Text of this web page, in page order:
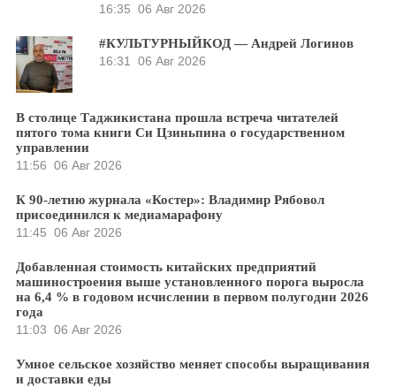
16:35 06 Авг 2026
#КУЛЬТУРНЫЙКОД — Андрей Логинов
16:31
06 Авг 2026
В столице Таджикистана прошла встреча читателей
пятого тома книги Си Цзиньпина о государственном
управлении
11:56 06 Авг 2026
К 90-летию журнала «Костер»: Владимир Рябовол
присоединился к медиамарафону
11:45 06 Авг 2026
Добавленная стоимость китайских предприятий
машиностроения выше установленного порога выросла
на 6,4 % в годовом исчислении в первом полугодии 2026
года
11:03 06 Авг 2026
Умное сельское хозяйство меняет способы выращивания
и доставки еды